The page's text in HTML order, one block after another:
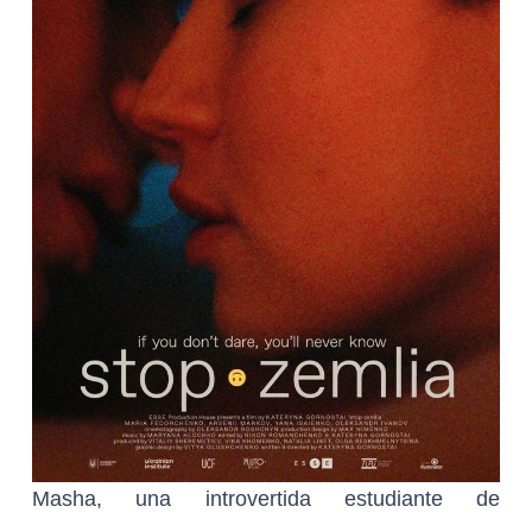
Masha, una introvertida estudiante de